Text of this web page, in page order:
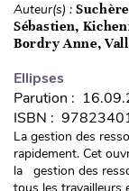
Auteur(s) :
Sébastien,
Bordry Anne,
Ellipses
Parution :
ISBN :
La gestion des
rapidement. Cet
la gestion des